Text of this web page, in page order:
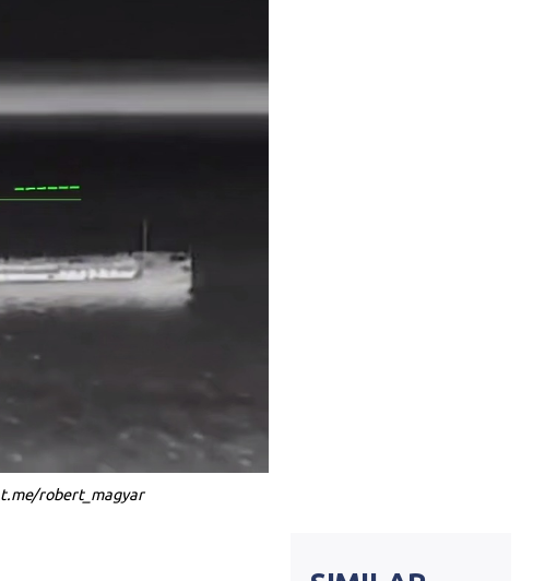
t.me/robert_magyar